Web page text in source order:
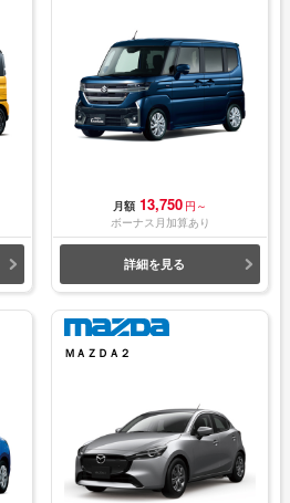
月額 13,750 円～
ボーナス月加算あり
詳細を見る
ＭＡＺＤＡ２